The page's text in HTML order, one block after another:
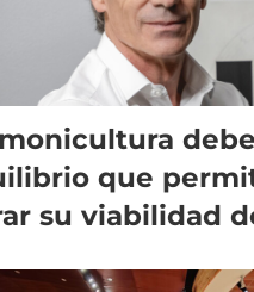
que
su viabilidad